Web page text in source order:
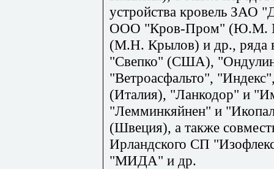
устройства кровель ЗАО
ООО "Кров-Пром" (Ю.М.
(М.Н. Крылов) и др., ряда
"Свепко" (США),
"Ветроасфальто",
(Италия), "Ланко­дор" и
"Лемминкяйнен" и
(Швеция), а также
Ирландского СП
"МИДА" и др.